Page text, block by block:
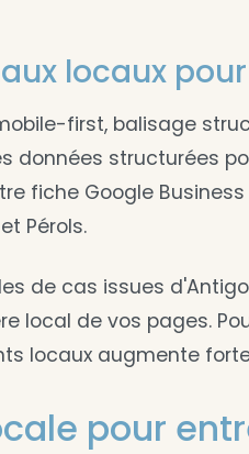
locaux
first, balisage
données structurées
fiche Google
Pérols.
de cas issues
local de vos pages.
locaux augmente
pour